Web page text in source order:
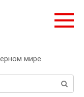
мире